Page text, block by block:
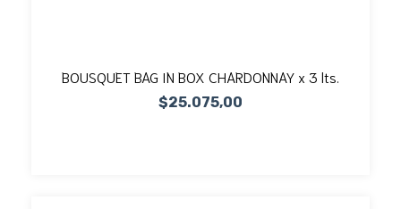
BOUSQUET BAG IN BOX CHARDONNAY x 3 lts.
$25.075,00